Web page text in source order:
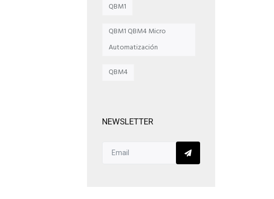
QBM1
QBM1 QBM4 Micro
Automatización
QBM4
NEWSLETTER